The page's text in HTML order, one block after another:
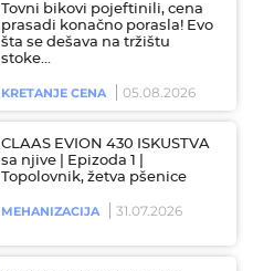
Tovni bikovi pojeftinili, cena
prasadi konačno porasla! Evo
šta se dešava na tržištu
stoke…
KRETANJE CENA 05.08.2026
CLAAS EVION 430 ISKUSTVA
sa njive | Epizoda 1 |
Topolovnik, žetva pšenice
MEHANIZACIJA 31.07.2026